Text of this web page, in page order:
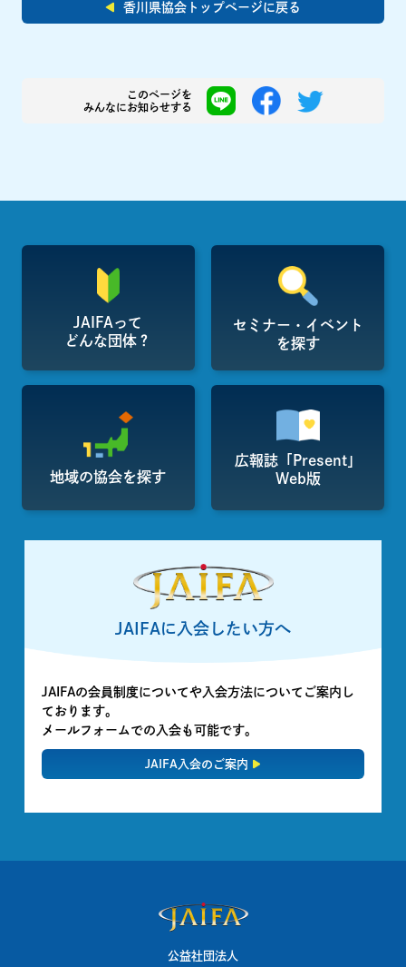
香川県協会トップページに戻る
このページを
みんなにお知らせする
JAIFAって
どんな団体？
セミナー・イベント
を探す
地域の協会を探す
広報誌「Present」
Web版
JAIFAに入会したい方へ
JAIFAの会員制度についてや入会方法についてご案内し
ております。
メールフォームでの入会も可能です。
JAIFA入会のご案内
公益社団法人